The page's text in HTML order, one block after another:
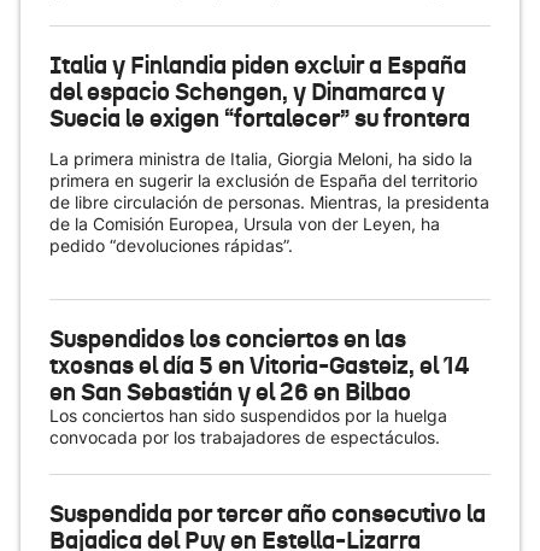
Italia y Finlandia piden excluir a España
del espacio Schengen, y Dinamarca y
Suecia le exigen “fortalecer” su frontera
La primera ministra de Italia, Giorgia Meloni, ha sido la
primera en sugerir la exclusión de España del territorio
de libre circulación de personas. Mientras, la presidenta
de la Comisión Europea, Ursula von der Leyen, ha
pedido “devoluciones rápidas”.
Suspendidos los conciertos en las
txosnas el día 5 en Vitoria-Gasteiz, el 14
en San Sebastián y el 26 en Bilbao
Los conciertos han sido suspendidos por la huelga
convocada por los trabajadores de espectáculos.
Suspendida por tercer año consecutivo la
Bajadica del Puy en Estella-Lizarra